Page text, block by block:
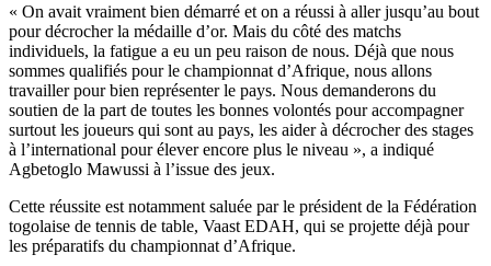
« On avait vraiment bien démarré et on a réussi à aller jusqu’au bout
pour décrocher la médaille d’or. Mais du côté des matchs
individuels, la fatigue a eu un peu raison de nous. Déjà que nous
sommes qualifiés pour le championnat d’Afrique, nous allons
travailler pour bien représenter le pays. Nous demanderons du
soutien de la part de toutes les bonnes volontés pour accompagner
surtout les joueurs qui sont au pays, les aider à décrocher des stages
à l’international pour élever encore plus le niveau », a indiqué
Agbetoglo Mawussi à l’issue des jeux.
Cette réussite est notamment saluée par le président de la Fédération
togolaise de tennis de table, Vaast EDAH, qui se projette déjà pour
les préparatifs du championnat d’Afrique.